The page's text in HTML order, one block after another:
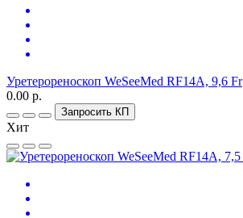
Уретерореноскоп WeSeeMed RF14A, 9,6 Fr
0.00 р.
Запросить КП
Хит